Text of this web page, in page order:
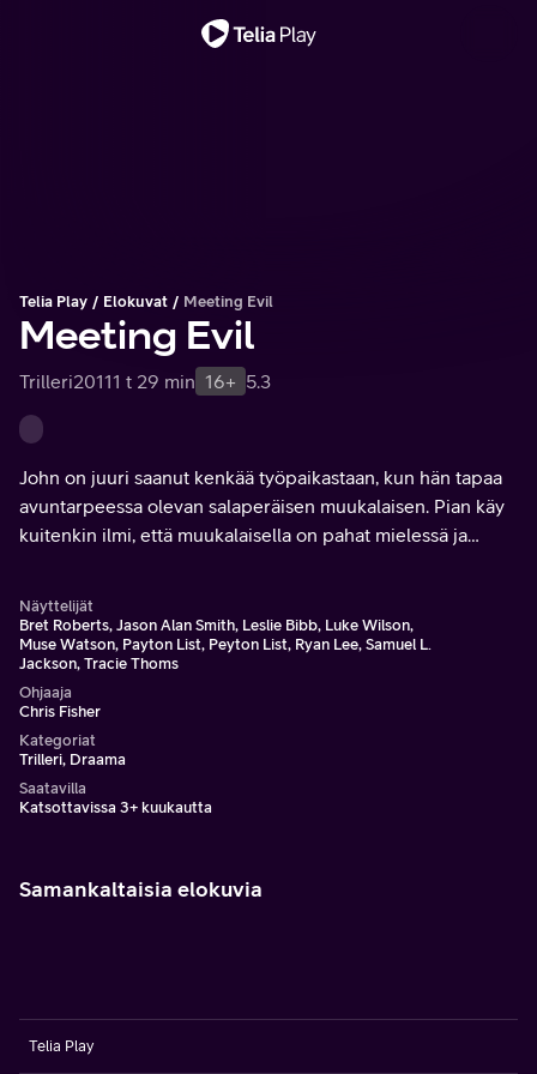
Telia Play Elokuvat Meeting Evil
Meeting Evil
Trilleri20111 t 29 min 16+ 5.3
John on juuri saanut kenkää työpaikastaan, kun hän tapaa
avuntarpeessa olevan salaperäisen muukalaisen. Pian käy
kuitenkin ilmi, että muukalaisella on pahat mielessä ja
Näyttelijät
Bret Roberts, Jason Alan Smith, Leslie Bibb, Luke Wilson,
Muse Watson, Payton List, Peyton List, Ryan Lee, Samuel L.
Jackson, Tracie Thoms
Ohjaaja
Chris Fisher
Kategoriat
Trilleri, Draama
Saatavilla
Katsottavissa 3+ kuukautta
Samankaltaisia elokuvia
Telia Play